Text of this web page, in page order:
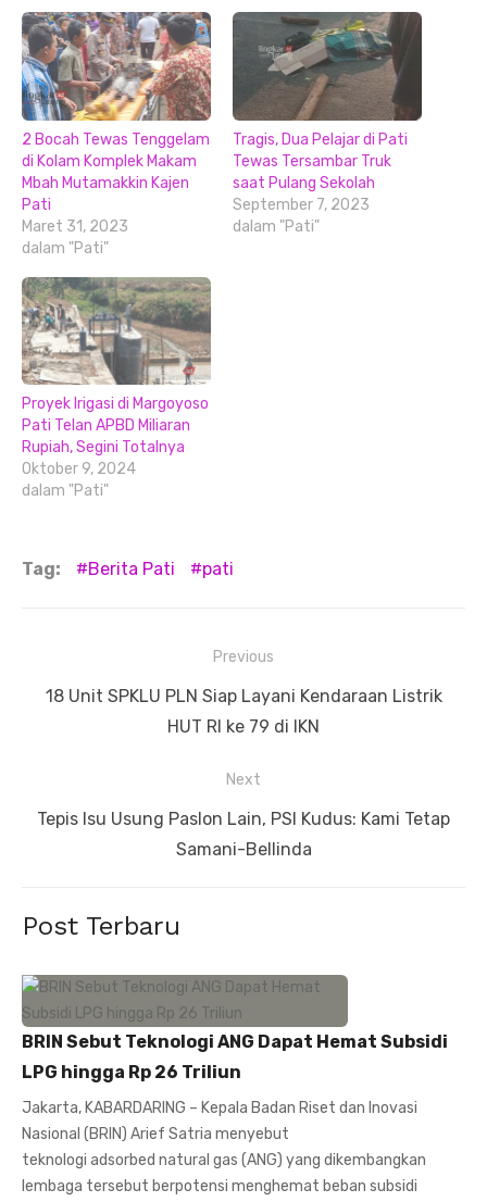
2 Bocah Tewas Tenggelam
di Kolam Komplek Makam
Mbah Mutamakkin Kajen
Pati
Maret 31, 2023
dalam "Pati"
Tragis, Dua Pelajar di Pati
Tewas Tersambar Truk
saat Pulang Sekolah
September 7, 2023
dalam "Pati"
Proyek Irigasi di Margoyoso
Pati Telan APBD Miliaran
Rupiah, Segini Totalnya
Oktober 9, 2024
dalam "Pati"
Tag: Berita Pati pati
pos
Previous
Previous
18 Unit SPKLU PLN Siap Layani Kendaraan Listrik
HUT RI ke 79 di IKN
Next
Next
Tepis Isu Usung Paslon Lain, PSI Kudus: Kami Tetap
Samani-Bellinda
Post Terbaru
BRIN Sebut Teknologi ANG Dapat Hemat Subsidi
LPG hingga Rp 26 Triliun
Jakarta, KABARDARING – Kepala Badan Riset dan Inovasi
Nasional (BRIN) Arief Satria menyebut
teknologi adsorbed natural gas (ANG) yang dikembangkan
lembaga tersebut berpotensi menghemat beban subsidi